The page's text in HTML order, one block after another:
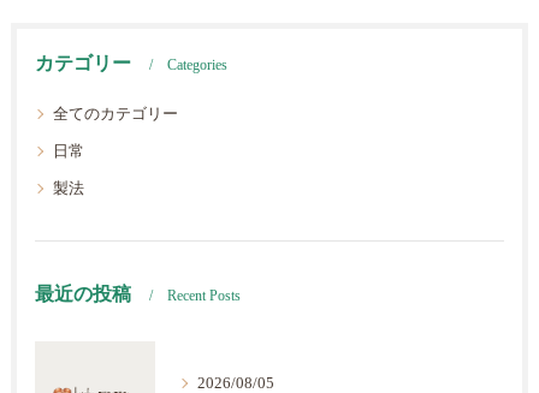
カテゴリー Categories
全てのカテゴリー
日常
製法
最近の投稿 Recent Posts
2026/08/05